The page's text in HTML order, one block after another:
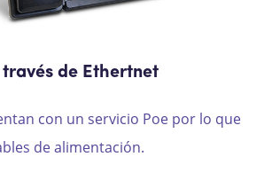
de Ethertnet
con un servicio Poe por lo que
dealimentación.